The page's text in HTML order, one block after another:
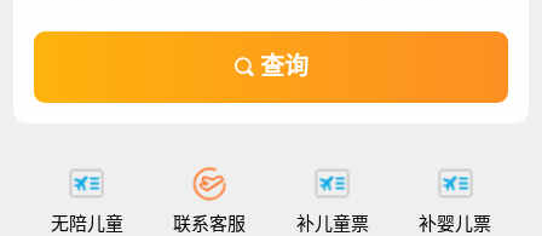
查询
无陪儿童 联系客服 补儿童票 补婴儿票